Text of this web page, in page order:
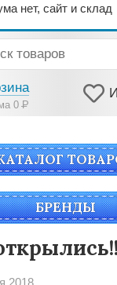
нет, сайт и склад
0Р
БРЕНДЫ
2018